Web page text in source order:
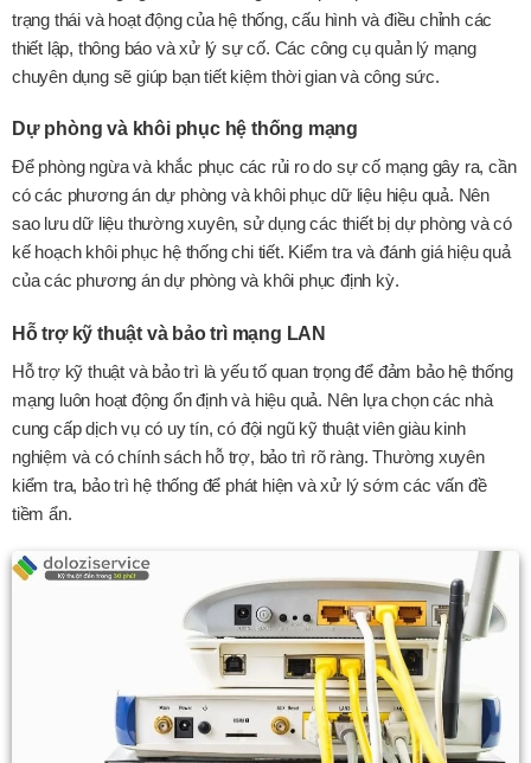
trạng thái và hoạt động của hệ thống, cấu hình và điều chỉnh các
thiết lập, thông báo và xử lý sự cố. Các công cụ quản lý mạng
chuyên dụng sẽ giúp bạn tiết kiệm thời gian và công sức.
Dự phòng và khôi phục hệ thống mạng
Để phòng ngừa và khắc phục các rủi ro do sự cố mạng gây ra, cần
có các phương án dự phòng và khôi phục dữ liệu hiệu quả. Nên
sao lưu dữ liệu thường xuyên, sử dụng các thiết bị dự phòng và có
kế hoạch khôi phục hệ thống chi tiết. Kiểm tra và đánh giá hiệu quả
của các phương án dự phòng và khôi phục định kỳ.
Hỗ trợ kỹ thuật và bảo trì mạng LAN
Hỗ trợ kỹ thuật và bảo trì là yếu tố quan trọng để đảm bảo hệ thống
mạng luôn hoạt động ổn định và hiệu quả. Nên lựa chọn các nhà
cung cấp dịch vụ có uy tín, có đội ngũ kỹ thuật viên giàu kinh
nghiệm và có chính sách hỗ trợ, bảo trì rõ ràng. Thường xuyên
kiểm tra, bảo trì hệ thống để phát hiện và xử lý sớm các vấn đề
tiềm ẩn.